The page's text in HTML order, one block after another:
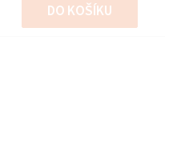
DO KOŠÍKU